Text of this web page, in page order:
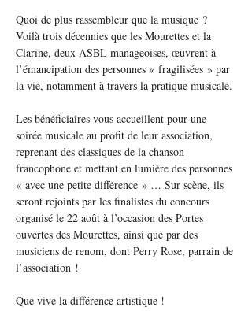
Quoi de plus rassembleur que la musique ?
Voilà trois décennies que les Mourettes et la
Clarine, deux ASBL manageoises, œuvrent à
l’émancipation des personnes « fragilisées » par
la vie, notamment à travers la pratique musicale.
Les bénéficiaires vous accueillent pour une
soirée musicale au profit de leur association,
reprenant des classiques de la chanson
francophone et mettant en lumière des personnes
« avec une petite différence » … Sur scène, ils
seront rejoints par les finalistes du concours
organisé le 22 août à l’occasion des Portes
ouvertes des Mourettes, ainsi que par des
musiciens de renom, dont Perry Rose, parrain de
l’association !
Que vive la différence artistique !